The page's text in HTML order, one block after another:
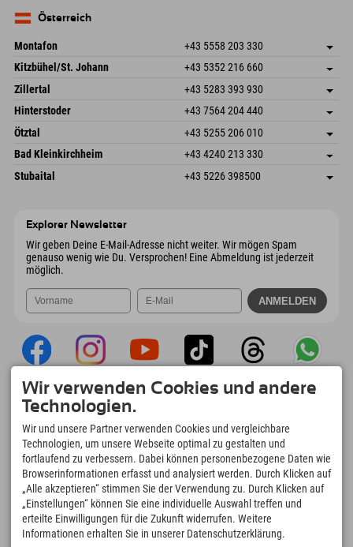
Deutschland
Österreich
Montafon +43 5558 203 330
Dorfstr. 127b
6793 Gaschurn/Montafon
Österreich
Adresse speichern
Buchen
Kitzbühel/St. Johann +43 5352 216 660
Speckbacherstraße 87
6380 St. Johann in Tirol
Österreich
Adresse speichern
Anreiseinfos
Buchen
Zillertal +43 5283 393 930
Schmiedau 2
Österreich
Adresse speichern
Buchen
Hinterstoder +43 7564 204 440
Freizeitpark 10
4573 Hinterstoder
Österreich
Adresse speichern
Anreiseinfos
Buchen
Ötztal +43 5255 206 010
Gscheat 14
Österreich
Adresse speichern
Buchen
Bad Kleinkirchheim +43 4240 213 330
Dorfstraße 24
9546 Bad Kleinkirchheim
Adresse speichern
Anreiseinfos
Stubaital +43 5226 398500
Explorer Newsletter
Wir geben Deine E-Mail-Adresse nicht weiter. Wir mögen Spam
genauso wenig wie Du. Versprochen! Eine Abmeldung ist jederzeit
möglich.
Explorer App
Upload Deiner #ExplorerMoments, Mein
Explorer To Go mit Buchungsübersicht,
Bucketlist, Restaurantübersicht uvm. Jetzt
downloaden!
Zeit für Explorer Moments
166 4.634km
Pisten zum Skifahren und
Wir verwenden Cookies und andere
Technologien.
Wir und unsere Partner verwenden Cookies und vergleichbare
Technologien, um unsere Webseite optimal zu gestalten und
fortlaufend zu verbessern. Dabei können personenbezogene Daten wie
Browserinformationen erfasst und analysiert werden. Durch Klicken auf
„Alle akzeptieren“ stimmen Sie der Verwendung zu. Durch Klicken auf
„Einstellungen“ können Sie eine individuelle Auswahl treffen und
erteilte Einwilligungen für die Zukunft widerrufen. Weitere
Informationen erhalten Sie in unserer Datenschutzerklärung.